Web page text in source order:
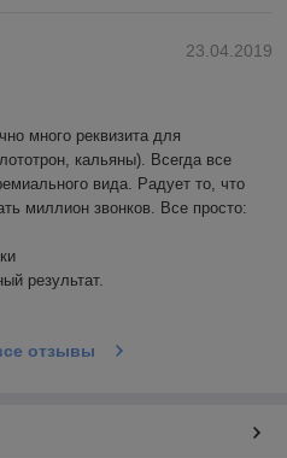
23.04.2019
много реквизита для
кальяны). Всегда все
вида. Радует то, что
миллион звонков. Все просто:
результат.
отзывы